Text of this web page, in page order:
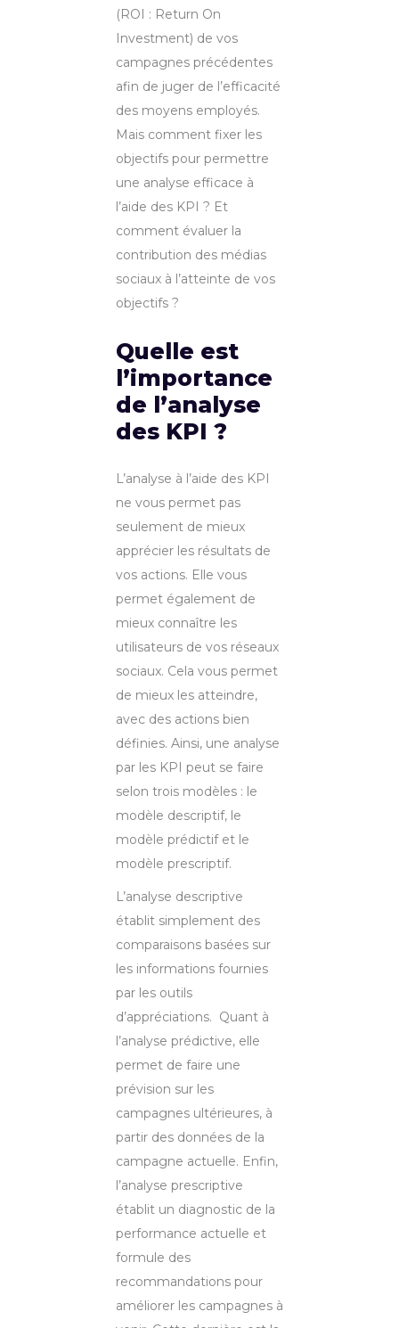
(ROI : Return On
Investment) de vos
campagnes précédentes
afin de juger de l’efficacité
des moyens employés.
Mais comment fixer les
objectifs pour permettre
une analyse efficace à
l’aide des KPI ? Et
comment évaluer la
contribution des médias
sociaux à l’atteinte de vos
objectifs ?
Quelle est
l’importance
de l’analyse
des KPI ?
L’analyse à l’aide des KPI
ne vous permet pas
seulement de mieux
apprécier les résultats de
vos actions. Elle vous
permet également de
mieux connaître les
utilisateurs de vos réseaux
sociaux. Cela vous permet
de mieux les atteindre,
avec des actions bien
définies. Ainsi, une analyse
par les KPI peut se faire
selon trois modèles : le
modèle descriptif, le
modèle prédictif et le
modèle prescriptif.
L’analyse descriptive
établit simplement des
comparaisons basées sur
les informations fournies
par les outils
d’appréciations. Quant à
l’analyse prédictive, elle
permet de faire une
prévision sur les
campagnes ultérieures, à
partir des données de la
campagne actuelle. Enfin,
l’analyse prescriptive
établit un diagnostic de la
performance actuelle et
formule des
recommandations pour
améliorer les campagnes à